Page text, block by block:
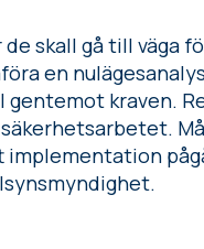
skall gå till väga
en
kraven.
implementation